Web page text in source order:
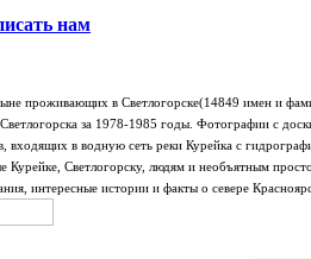
нам
проживающих в Светлогорске(14849 имен и
за 1978-1985 годы. Фотографии с
входящих в водную сеть реки Курейка с
Светлогорску, людям и необъятным
интересные истории и факты о севере